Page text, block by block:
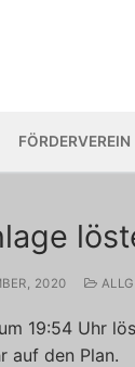
FÖRDERVEREIN
2020
19:54 Uhr
auf den Plan.